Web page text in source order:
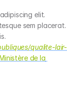
elit.
sem placerat.
qualite-lair-
de la